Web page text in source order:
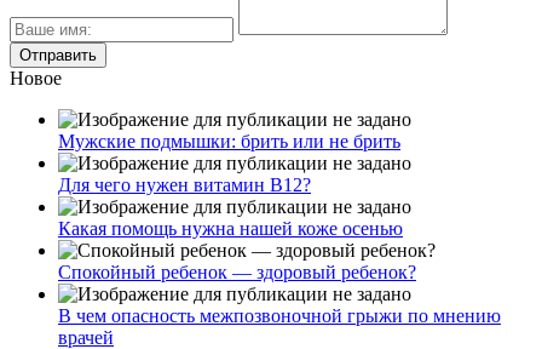
Новое
Мужские подмышки: брить или не брить
Для чего нужен витамин В12?
Какая помощь нужна нашей коже осенью
Спокойный ребенок — здоровый ребенок?
В чем опасность межпозвоночной грыжи по мнению
врачей